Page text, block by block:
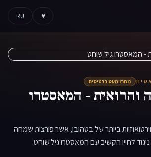
♥
RU
נותרו מעט כרטיסים
והרואית - המאסטרו
ביותר של בטהובן, אשר פורצות שמחה
לחייו הקשים עם המאסטרו גיל שוחט.